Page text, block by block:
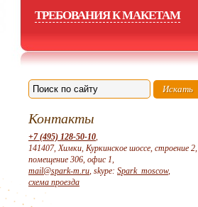
ТРЕБОВАНИЯ К МАКЕТАМ
Контакты
+7 (495) 128-50-10,
141407, Химки, Куркинское шоссе, строение 2,
помещение 306, офис 1,
mail@spark-m.ru, skype: Spark_moscow,
схема проезда